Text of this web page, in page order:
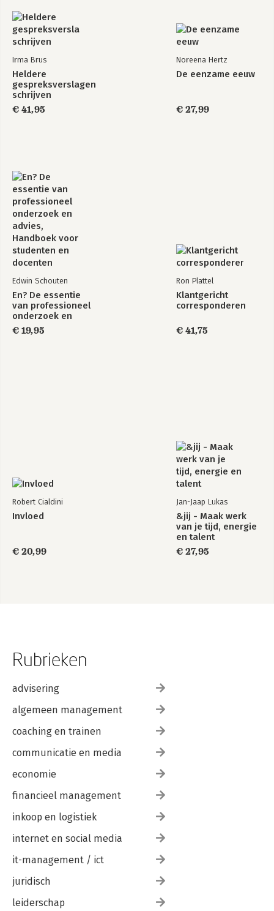
Irma Brus
Heldere
gespreksverslagen
schrijven
€ 41,95
Noreena Hertz
De eenzame eeuw
€ 27,99
Edwin Schouten
En? De essentie
van professioneel
onderzoek en
advies, Handboek
voor studenten en
€ 19,95
Ron Plattel
Klantgericht
corresponderen
€ 41,75
Robert Cialdini
Invloed
€ 20,99
Jan-Jaap Lukas
&jij - Maak werk
van je tijd, energie
en talent
€ 27,95
Rubrieken
advisering
algemeen management
coaching en trainen
communicatie en media
economie
financieel management
inkoop en logistiek
internet en social media
it-management / ict
juridisch
leiderschap